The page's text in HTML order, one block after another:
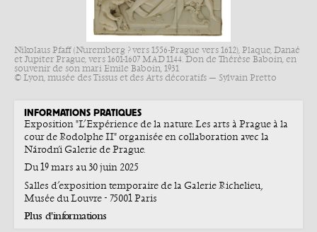
Nikolaus Pfaff (Nuremberg ? vers 1556-Prague vers 1612), Plaque, Danaé
et Jupiter Prague, vers 1601-1607 MAD 1144. Don de Thérèse Baboin, en
souvenir de son mari Émile Baboin, 1931
© Lyon, musée des Tissus et des Arts décoratifs — Sylvain Pretto
INFORMATIONS PRATIQUES
Exposition "L’Expérience de la nature. Les arts à Prague à la
cour de Rodolphe II" organisée en collaboration avec la
Národní Galerie de Prague.
Du 19 mars au 30 juin 2025
Salles d’exposition temporaire de la Galerie Richelieu,
Musée du Louvre - 75001 Paris
Plus d'informations